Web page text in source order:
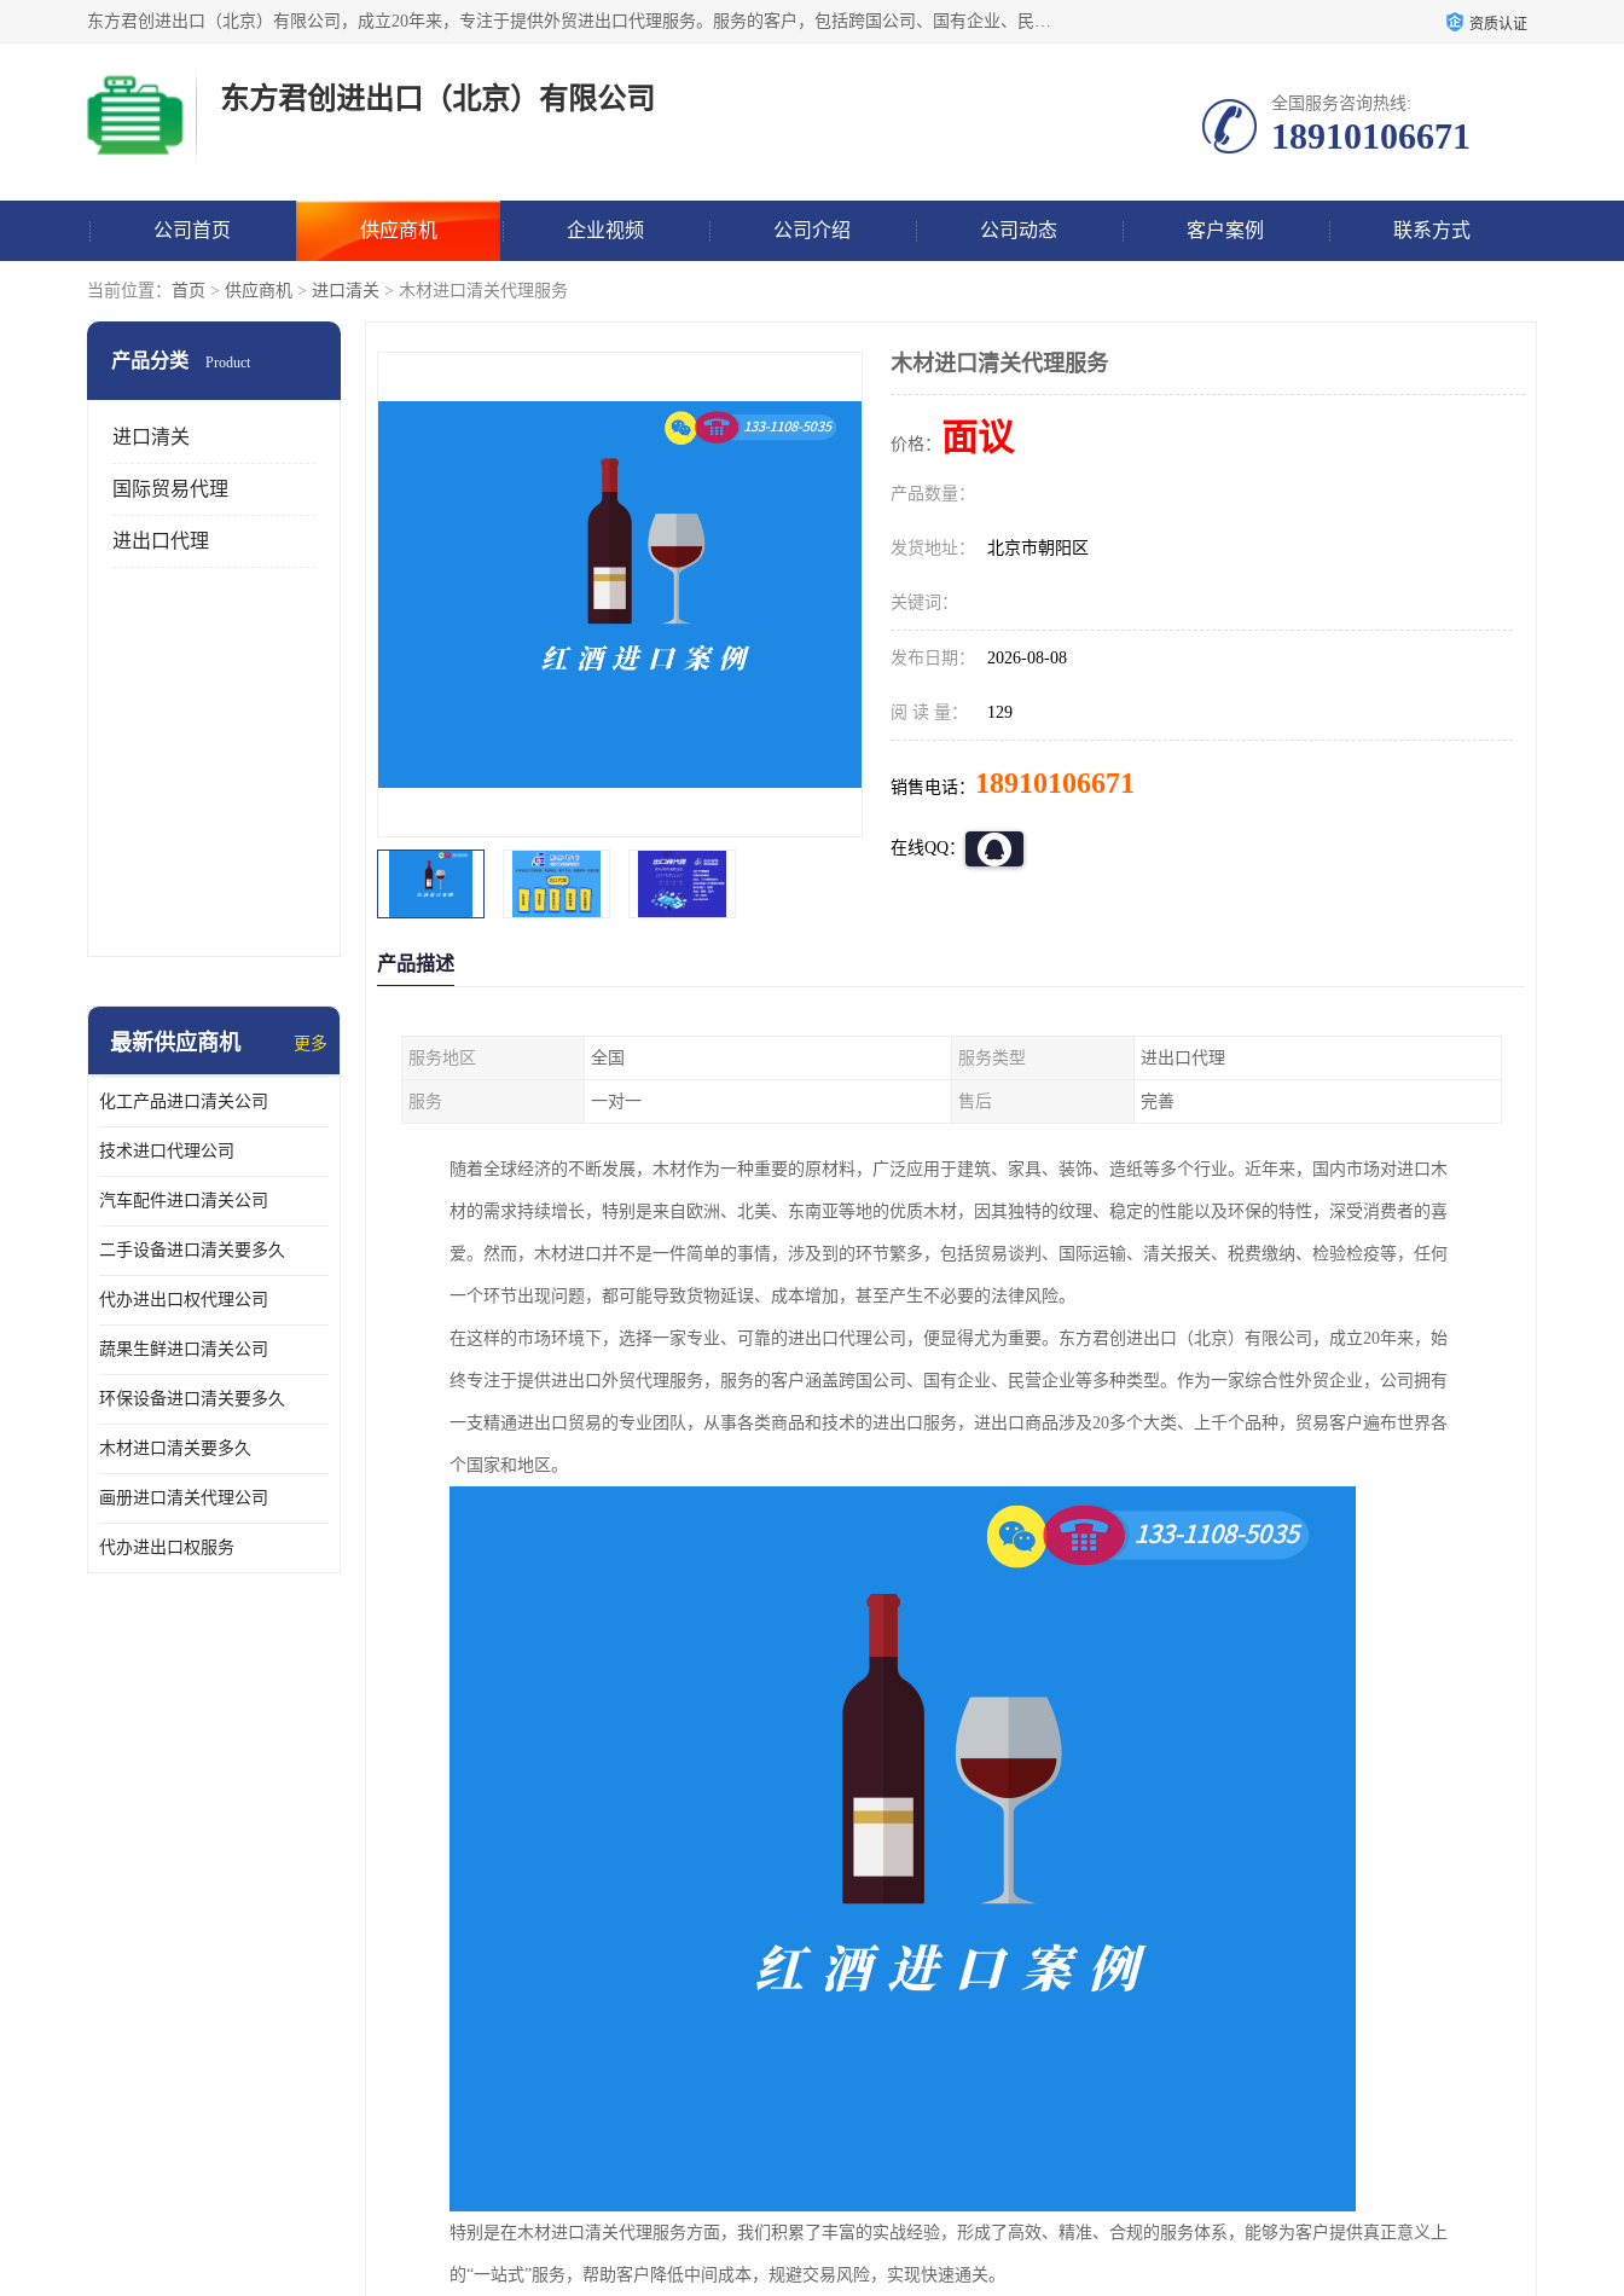
东方君创进出口（北京）有限公司，成立20年来，专注于提供外贸进出口代理服务。服务的客户，包括跨国公司、国有企业、民营企业等。作为的综合性外贸企业，公司拥有一支精通进出口贸易的团队，从事各类商品和技术的进口清关代理报关。进出口商品涉及20多个大类、上千个品种，贸易客户遍布世界各个国家和地区。 资质认证
东方君创进出口（北京）有限公司 全国服务咨询热线:
18910106671
公司首页 供应商机 企业视频 公司介绍 公司动态 客户案例 联系方式
当前位置： 首页 > 供应商机 > 进口清关 > 木材进口清关代理服务
产品分类 Product
进口清关
国际贸易代理
进出口代理
最新供应商机 更多
化工产品进口清关公司
技术进口代理公司
汽车配件进口清关公司
二手设备进口清关要多久
代办进出口权代理公司
蔬果生鲜进口清关公司
环保设备进口清关要多久
木材进口清关要多久
画册进口清关代理公司
代办进出口权服务
木材进口清关代理服务
价格： 面议
产品数量：
发货地址： 北京市朝阳区
关键词：
发布日期： 2026-08-08
阅 读 量： 129
销售电话： 18910106671
在线QQ：
产品描述
服务地区 全国 服务类型 进出口代理
服务 一对一 售后 完善
随着全球经济的不断发展，木材作为一种重要的原材料，广泛应用于建筑、家具、装饰、造纸等多个行业。近年来，国内市场对进口木
材的需求持续增长，特别是来自欧洲、北美、东南亚等地的优质木材，因其独特的纹理、稳定的性能以及环保的特性，深受消费者的喜
爱。然而，木材进口并不是一件简单的事情，涉及到的环节繁多，包括贸易谈判、国际运输、清关报关、税费缴纳、检验检疫等，任何
一个环节出现问题，都可能导致货物延误、成本增加，甚至产生不必要的法律风险。
在这样的市场环境下，选择一家专业、可靠的进出口代理公司，便显得尤为重要。东方君创进出口（北京）有限公司，成立20年来，始
终专注于提供进出口外贸代理服务，服务的客户涵盖跨国公司、国有企业、民营企业等多种类型。作为一家综合性外贸企业，公司拥有
一支精通进出口贸易的专业团队，从事各类商品和技术的进出口服务，进出口商品涉及20多个大类、上千个品种，贸易客户遍布世界各
个国家和地区。
特别是在木材进口清关代理服务方面，我们积累了丰富的实战经验，形成了高效、精准、合规的服务体系，能够为客户提供真正意义上
的“一站式”服务，帮助客户降低中间成本，规避交易风险，实现快速通关。